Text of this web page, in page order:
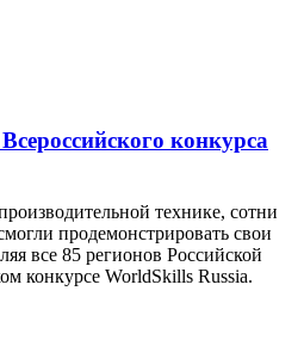
конкурса
технике, сотни
продемонстрировать свои
все 85 регионов Российской
конкурсе WorldSkills Russia.